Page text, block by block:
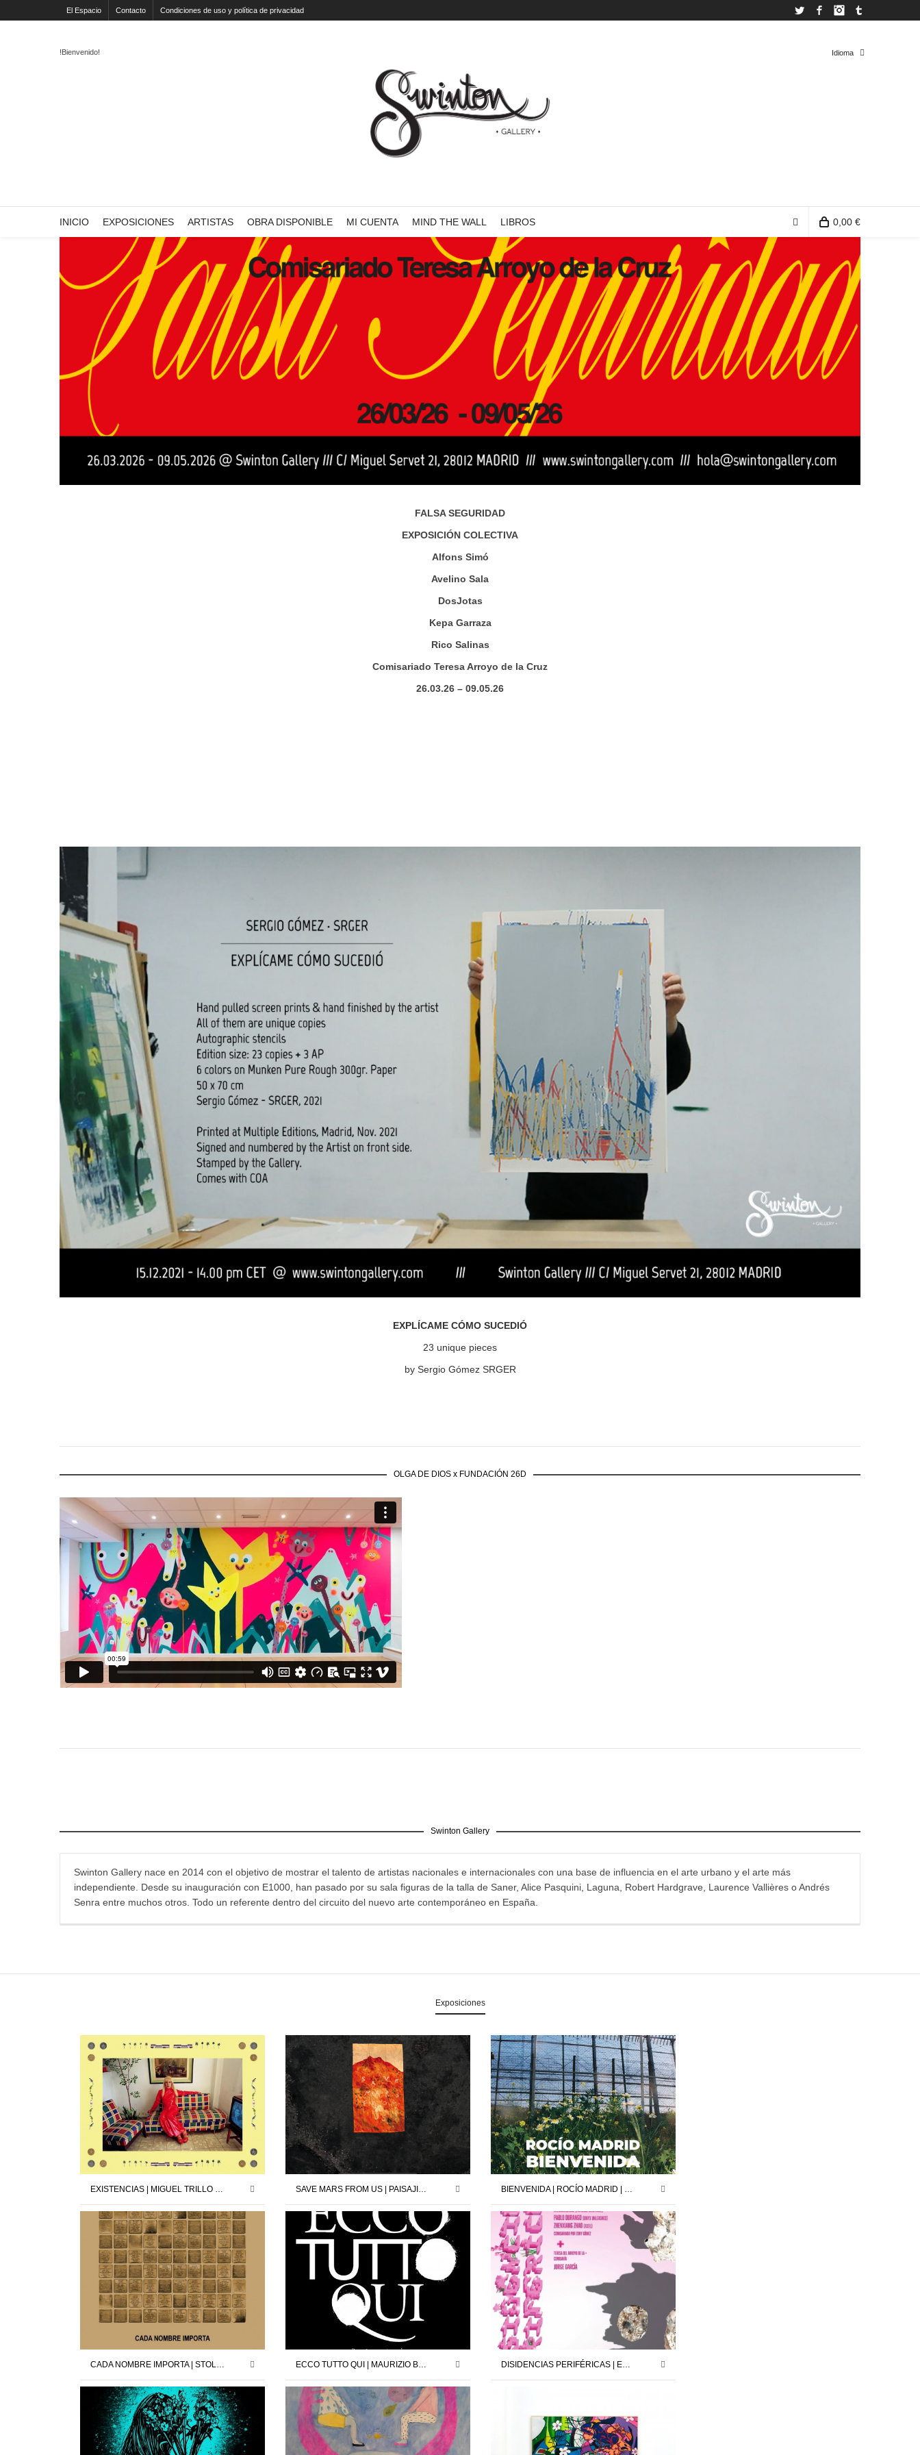
El Espacio Contacto Condiciones de uso y política de privacidad Twitter FacebookInstagram
!Bienvenido! Idioma
INICIO EXPOSICIONES ARTISTAS OBRA DISPONIBLE MI CUENTA MIND THE WALL LIBROS 0,00 €
0 productos en la bolsa de compra
Ver la cesta de compra
Ver la cesta de compra
Proceder a la comprobación
Proceder a la comprobación
FALSA SEGURIDAD
EXPOSICIÓN COLECTIVA
Alfons Simó
Avelino Sala
DosJotas
Kepa Garraza
Rico Salinas
Comisariado Teresa Arroyo de la Cruz
26.03.26 – 09.05.26
EXPLÍCAME CÓMO SUCEDIÓ
23 unique pieces
by Sergio Gómez SRGER
OLGA DE DIOS x FUNDACIÓN 26D
Swinton Gallery
Swinton Gallery nace en 2014 con el objetivo de mostrar el talento de artistas nacionales e internacionales con una base de influencia en el arte urbano y el arte más
independiente. Desde su inauguración con E1000, han pasado por su sala figuras de la talla de Saner, Alice Pasquini, Laguna, Robert Hardgrave, Laurence Vallières o Andrés
Senra entre muchos otros. Todo un referente dentro del circuito del nuevo arte contemporáneo en España.
Exposiciones
CADA NOMBRE IMPORTA | STOLPERSTEINE MADRID X DAVID CÁRDENAS | 12.09.25 – 11.10.25 ECCO TUTTO QUI | MAURIZIO BATTAGLIA | COMISARIO : JORDI PALLARÈS | 26.04.25 – 24.05.25 DISIDENCIAS PERIFÉRICAS | EXPOSICIÓN COLECTIVA | NIGREDO.TV | 28.02.25 – 20.03.25